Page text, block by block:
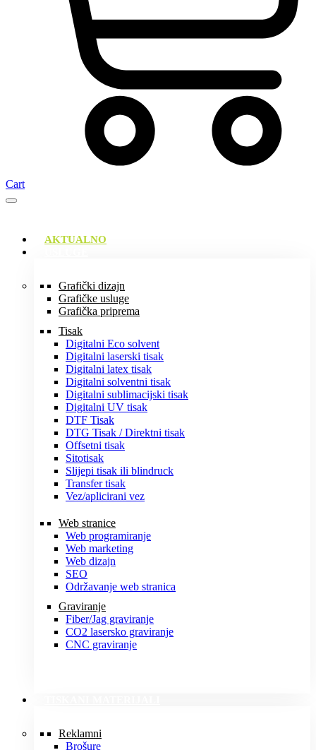
Cart
AKTUALNO
Grafički dizajn
Grafičke usluge
Grafička priprema
Tisak
Digitalni Eco solvent
Digitalni laserski tisak
Digitalni latex tisak
Digitalni solventni tisak
Digitalni sublimacijski tisak
Digitalni UV tisak
DTF Tisak
DTG Tisak / Direktni tisak
Offsetni tisak
Sitotisak
Slijepi tisak ili blindruck
Transfer tisak
Vez/aplicirani vez
Web stranice
Web programiranje
Web marketing
Web dizajn
SEO
Održavanje web stranica
Graviranje
Fiber/Jag graviranje
CO2 lasersko graviranje
CNC graviranje
Reklamni
Brošure